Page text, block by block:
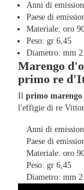
Anni di
Paese di
Materiale: oro
Peso: gr 6,45
Diametro: mm
Marengo
primo re
Il primo
l'effigie di re
Anni di
Paese di
Materiale: oro
Peso: gr 6,45
Diametro: mm